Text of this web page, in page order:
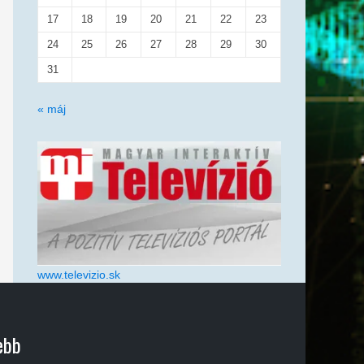
17 18 19 20 21 22 23
24 25 26 27 28 29 30
31
« máj
www.televizio.sk